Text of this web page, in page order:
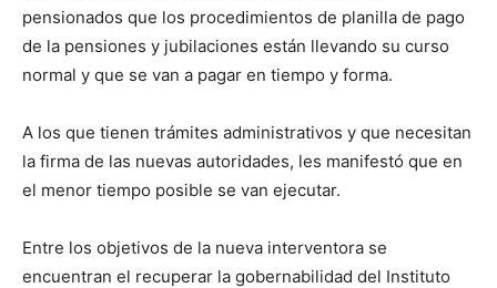
pensionados que los procedimientos de planilla de pago
de la pensiones y jubilaciones están llevando su curso
normal y que se van a pagar en tiempo y forma.
A los que tienen trámites administrativos y que necesitan
la firma de las nuevas autoridades, les manifestó que en
el menor tiempo posible se van ejecutar.
Entre los objetivos de la nueva interventora se
encuentran el recuperar la gobernabilidad del Instituto